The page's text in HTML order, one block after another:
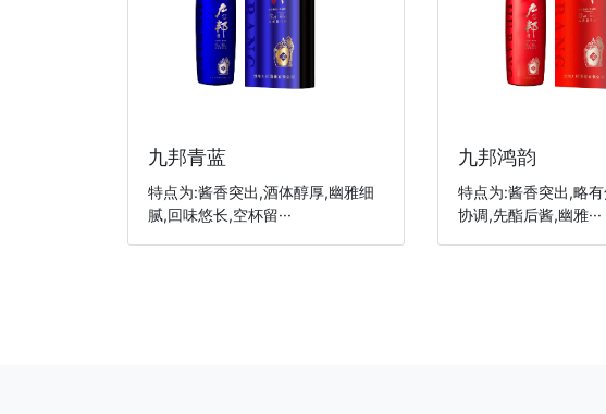
九邦青蓝
特点为:酱香突出,酒体醇厚,幽雅细
腻,回味悠长,空杯留···
九邦鸿韵
特点为:酱香突出,略
协调,先酯后酱,幽雅···